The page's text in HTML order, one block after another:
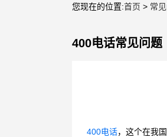
您现在的位置:首页 > 常
400电话常见问题
400电话，这个在我